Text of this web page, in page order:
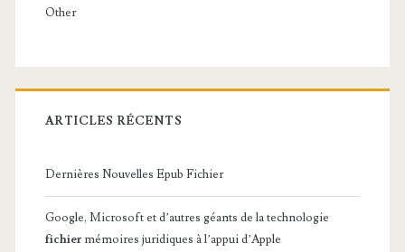
Other
ARTICLES RÉCENTS
Dernières Nouvelles Epub Fichier
Google, Microsoft et d’autres géants de la technologie
fichier mémoires juridiques à l’appui d’Apple